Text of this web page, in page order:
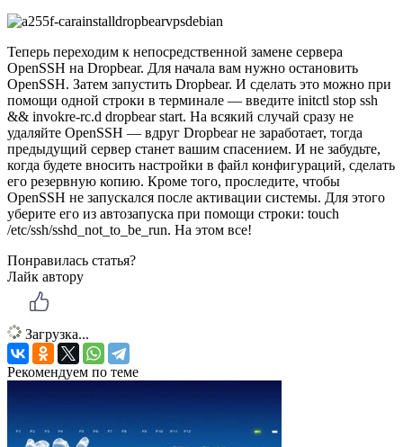
Теперь переходим к непосредственной замене сервера
OpenSSH на Dropbear. Для начала вам нужно остановить
OpenSSH. Затем запустить Dropbear. И сделать это можно при
помощи одной строки в терминале — введите initctl stop ssh
&& invokre-rc.d dropbear start. На всякий случай сразу не
удаляйте OpenSSH — вдруг Dropbear не заработает, тогда
предыдущий сервер станет вашим спасением. И не забудьте,
когда будете вносить настройки в файл конфигураций, сделать
его резервную копию. Кроме того, проследите, чтобы
OpenSSH не запускался после активации системы. Для этого
уберите его из автозапуска при помощи строки: touch
/etc/ssh/sshd_not_to_be_run. На этом все!
Понравилась статья?
Лайк автору
Загрузка...
Рекомендуем по теме